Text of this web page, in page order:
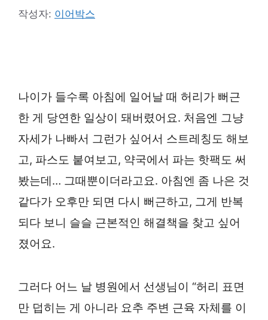
작성자: 이어박스
나이가 들수록 아침에 일어날 때 허리가 뻐근
한 게 당연한 일상이 돼버렸어요. 처음엔 그냥
자세가 나빠서 그런가 싶어서 스트레칭도 해보
고, 파스도 붙여보고, 약국에서 파는 핫팩도 써
봤는데… 그때뿐이더라고요. 아침엔 좀 나은 것
같다가 오후만 되면 다시 뻐근하고, 그게 반복
되다 보니 슬슬 근본적인 해결책을 찾고 싶어
졌어요.
그러다 어느 날 병원에서 선생님이 “허리 표면
만 덥히는 게 아니라 요추 주변 근육 자체를 이